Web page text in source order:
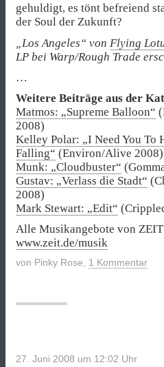
gehuldigt, es tönt befreiend
der Soul der Zukunft?
„Los Angeles“ von Flying
LP bei Warp/Rough Trade
…
Weitere Beiträge aus der
Matmos: „Supreme Balloon“
2008)
Kelley Polar: „I Need You To
Falling“ (Environ/Alive 2008)
Munk: „Cloudbuster“
Gustav: „Verlass die Stadt“
2008)
Mark Stewart: „Edit“
Alle Musikangebote von
www.zeit.de/musik
von Pinky Rose, 1 Kommentar
27. Juni 2008 um 12:02 Uhr